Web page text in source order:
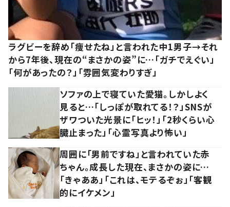
ラグビーを辞め「痩せたね」と言われた中1男子→それ
から7年後、現在の“まさかの姿”に…「ガチでえぐい」
「何があったの？」「雰囲気変わりすぎ」
ソファの上で寝ていた愛猫。しかしよく
見ると…「しっぽが取れてる！？」SNSが
ザワついた光景に「ヒッ！」「2秒くらい心
臓止まった」「心霊写真より怖い」
周囲に「男前ですね」と言われていた赤
ちゃん。成長した現在、まさかの姿に…
「きゃああ」「これは、モテるぞぉ」「客観
的にイケメン」